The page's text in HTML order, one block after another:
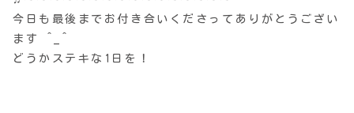
今日も最後までお付き合いくださってありがとうござい
ます ^_^
どうかステキな1日を！